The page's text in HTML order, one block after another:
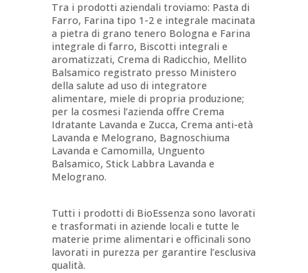
Tra i prodotti aziendali troviamo: Pasta di
Farro, Farina tipo 1-2 e integrale macinata
a pietra di grano tenero Bologna e Farina
integrale di farro, Biscotti integrali e
aromatizzati, Crema di Radicchio, Mellito
Balsamico registrato presso Ministero
della salute ad uso di integratore
alimentare, miele di propria produzione;
per la cosmesi l’azienda offre Crema
Idratante Lavanda e Zucca, Crema anti-età
Lavanda e Melograno, Bagnoschiuma
Lavanda e Camomilla, Unguento
Balsamico, Stick Labbra Lavanda e
Melograno.
Tutti i prodotti di BioEssenza sono lavorati
e trasformati in aziende locali e tutte le
materie prime alimentari e officinali sono
lavorati in purezza per garantire l’esclusiva
qualità.